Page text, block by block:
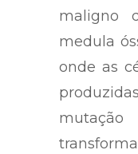
maligno
medula
onde as